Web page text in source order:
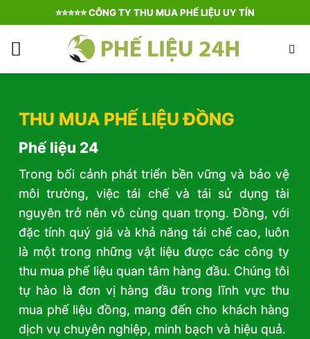
qua
nội
⭐️⭐️⭐️⭐️⭐️ CÔNG TY THU MUA PHẾ LIỆU UY TÍN
THU MUA PHẾ LIỆU ĐỒNG
Phế liệu 24
Trong bối cảnh phát triển bền vững và bảo vệ
môi trường, việc tái chế và tái sử dụng tài
nguyên trở nên vô cùng quan trọng. Đồng, với
đặc tính quý giá và khả năng tái chế cao, luôn
là một trong những vật liệu được các công ty
thu mua phế liệu quan tâm hàng đầu. Chúng tôi
tự hào là đơn vị hàng đầu trong lĩnh vực thu
mua phế liệu đồng, mang đến cho khách hàng
dịch vụ chuyên nghiệp, minh bạch và hiệu quả.